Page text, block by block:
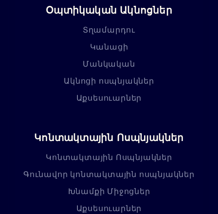
Օպտիկական Ակնոցներ
Տղամարդու
Կանացի
Մանկական
Ակնոցի ոսպնյակներ
Աքսեսուարներ
Կոնտակտային Ոսպնյակներ
Կոնտակտային Ոսպնյակներ
Գունավոր կոնտակտային ոսպնյակներ
Խնամքի Միջոցներ
Աքսեսուարներ